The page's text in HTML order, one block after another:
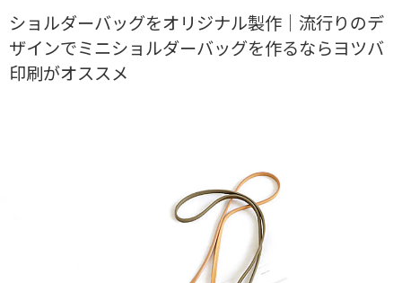
ショルダーバッグをオリジナル製作｜流行りのデ
ザインでミニショルダーバッグを作るならヨツバ
印刷️がオススメ